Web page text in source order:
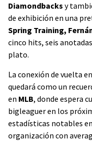
Diamondbacks y
de exhibición en una
Spring Training,
cinco hits, seis
plato.
La conexión de vuelta
quedará como un
en MLB, donde espera
bigleaguer en los
estadísticas notables
organización con